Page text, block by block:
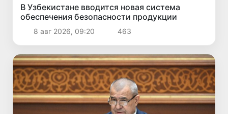
В Узбекистане вводится новая система
обеспечения безопасности продукции
8 авг 2026, 09:20 463